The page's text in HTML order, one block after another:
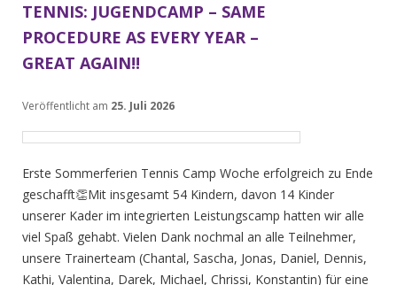
TENNIS: JUGENDCAMP – SAME
PROCEDURE AS EVERY YEAR –
GREAT AGAIN!!
Veröffentlicht am 25. Juli 2026
Erste Sommerferien Tennis Camp Woche erfolgreich zu Ende
geschafft👏Mit insgesamt 54 Kindern, davon 14 Kinder
unserer Kader im integrierten Leistungscamp hatten wir alle
viel Spaß gehabt. Vielen Dank nochmal an alle Teilnehmer,
unsere Trainerteam (Chantal, Sascha, Jonas, Daniel, Dennis,
Kathi, Valentina, Darek, Michael, Chrissi, Konstantin) für eine